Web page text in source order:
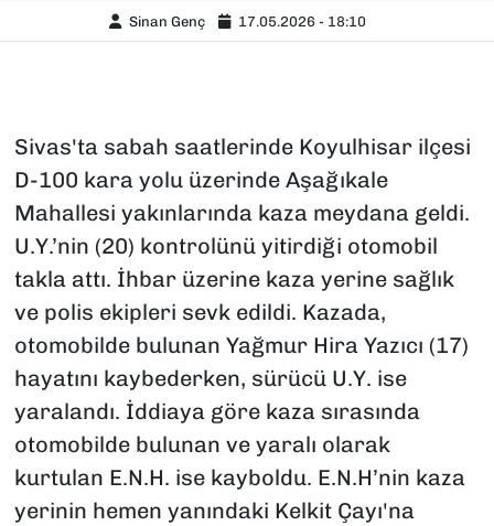
Sinan Genç 17.05.2026 - 18:10
Sivas'ta sabah saatlerinde Koyulhisar ilçesi
D-100 kara yolu üzerinde Aşağıkale
Mahallesi yakınlarında kaza meydana geldi.
U.Y.’nin (20) kontrolünü yitirdiği otomobil
takla attı. İhbar üzerine kaza yerine sağlık
ve polis ekipleri sevk edildi. Kazada,
otomobilde bulunan Yağmur Hira Yazıcı (17)
hayatını kaybederken, sürücü U.Y. ise
yaralandı. İddiaya göre kaza sırasında
otomobilde bulunan ve yaralı olarak
kurtulan E.N.H. ise kayboldu. E.N.H’nin kaza
yerinin hemen yanındaki Kelkit Çayı'na